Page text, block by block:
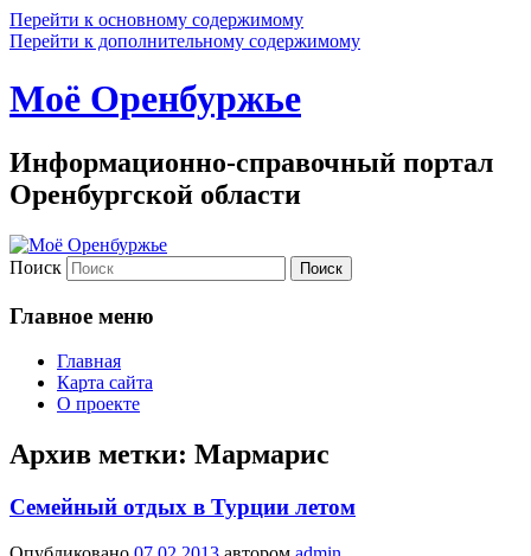
Перейти к основному содержимому
Перейти к дополнительному содержимому
Моё Оренбуржье
Информационно-справочный портал
Оренбургской области
Поиск
Главное меню
Главная
Карта сайта
О проекте
Архив метки: Мармарис
Семейный отдых в Турции летом